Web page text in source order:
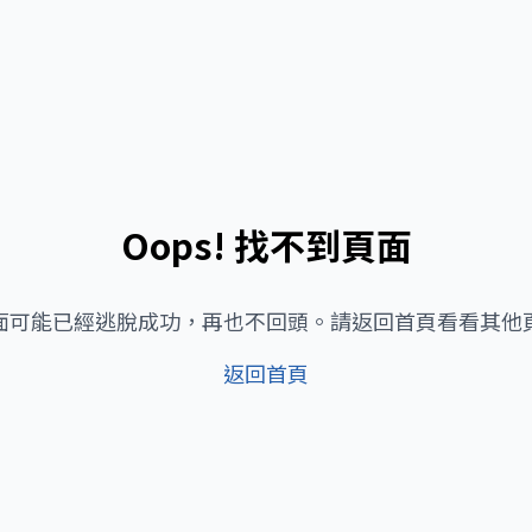
Oops! 找不到頁面
可能已經逃脫成功，再也不回頭。請返回首頁看看其他
返回首頁